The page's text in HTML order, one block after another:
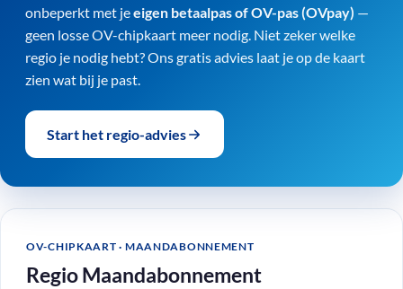
onbeperkt met jeeigen betaalpas of OV-pas (OVpay) —
geen losse OV-chipkaart meer nodig. Niet zeker welke
regio je nodig hebt? Ons gratis advies laat je op de kaart
zien wat bij je past.
Start het regio-advies
OV-CHIPKAART · MAANDABONNEMENT
Regio Maandabonnement